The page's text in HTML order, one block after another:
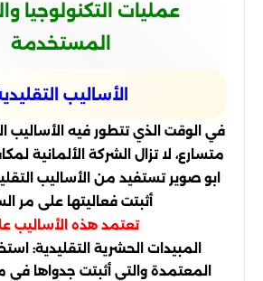
عمليات التكنولوجيا
المستخدمة
الأساليب
في الوقت الذي تتطور فيه الأساليب
متسارع، لا تزال الشركة الألمانية
ابو صوير تستفيد من الأساليب
أثبتت فعاليتها على مر
تعتمد هذه الأساليب
المبيدات الحشرية التقليدية:
المعتمدة والتي أثبتت جدواها في